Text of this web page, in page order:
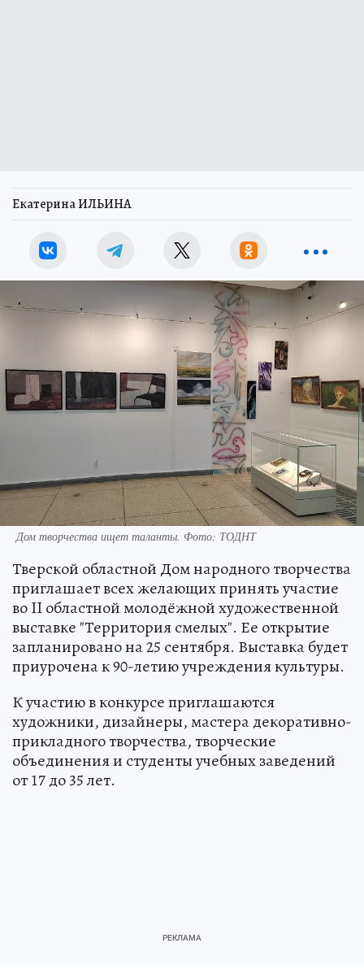
Екатерина ИЛЬИНА
Дом творчества ищет таланты. Фото: ТОДНТ
Тверской областной Дом народного творчества
приглашает всех желающих принять участие
во II областной молодёжной художественной
выставке "Территория смелых". Ее открытие
запланировано на 25 сентября. Выставка будет
приурочена к 90-летию учреждения культуры.
К участию в конкурсе приглашаются
художники, дизайнеры, мастера декоративно-
прикладного творчества, творческие
объединения и студенты учебных заведений
от 17 до 35 лет.